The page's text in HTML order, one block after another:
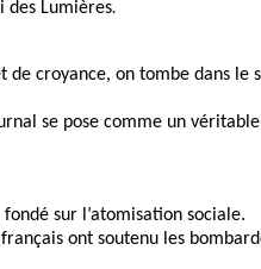
des Lumières.
croyance, on tombe dans le
se pose comme un
sur l’atomisation sociale.
ont soutenu les